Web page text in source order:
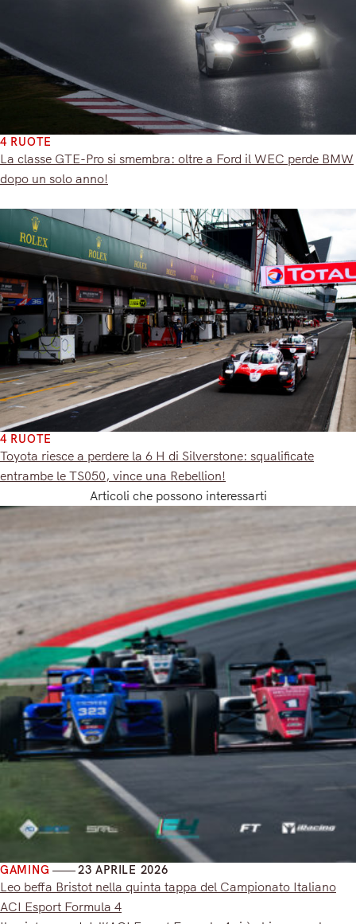
4 RUOTE
La classe GTE-Pro si smembra: oltre a Ford il WEC perde BMW
dopo un solo anno!
4 RUOTE
Toyota riesce a perdere la 6 H di Silverstone: squalificate
entrambe le TS050, vince una Rebellion!
Articoli che possono interessarti
GAMING 23 APRILE 2026
Leo beffa Bristot nella quinta tappa del Campionato Italiano
ACI Esport Formula 4